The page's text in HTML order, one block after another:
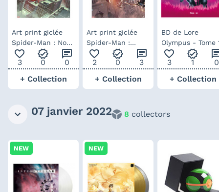
Art print giclée
Spider-Man : Non-
stop par Kael Ngu
favorite_outline
3
verified
0
chat
0
+ Collection
Art print giclée
Spider-Man :
Sinister War par
Kael Ngu
favorite_outline
2
verified
0
chat
3
+ Collection
BD de Lore
Olympus - Tome
favorite_outline
3
verified
1
0
+ Collection
07 janvier 2022 8 collectors
NEW NEW